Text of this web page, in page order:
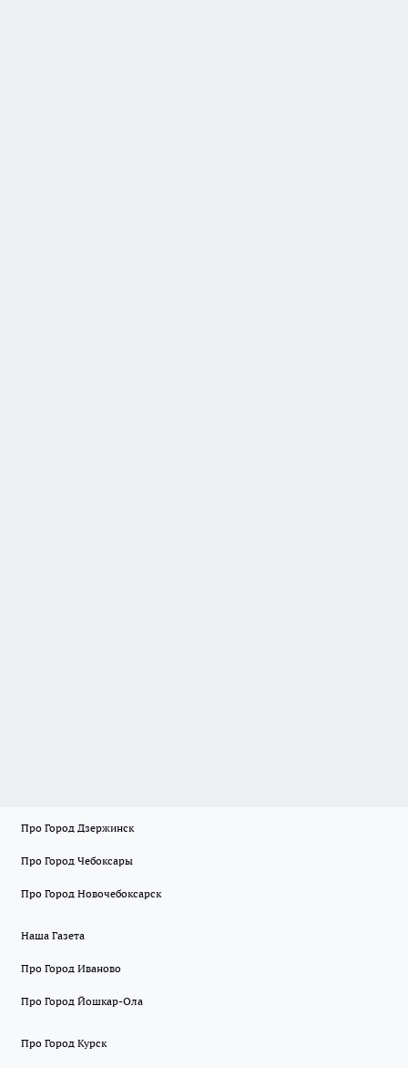
Про Город Дзержинск
Про Город Чебоксары
Про Город Новочебоксарск
Наша Газета
Про Город Иваново
Про Город Йошкар-Ола
Про Город Курск